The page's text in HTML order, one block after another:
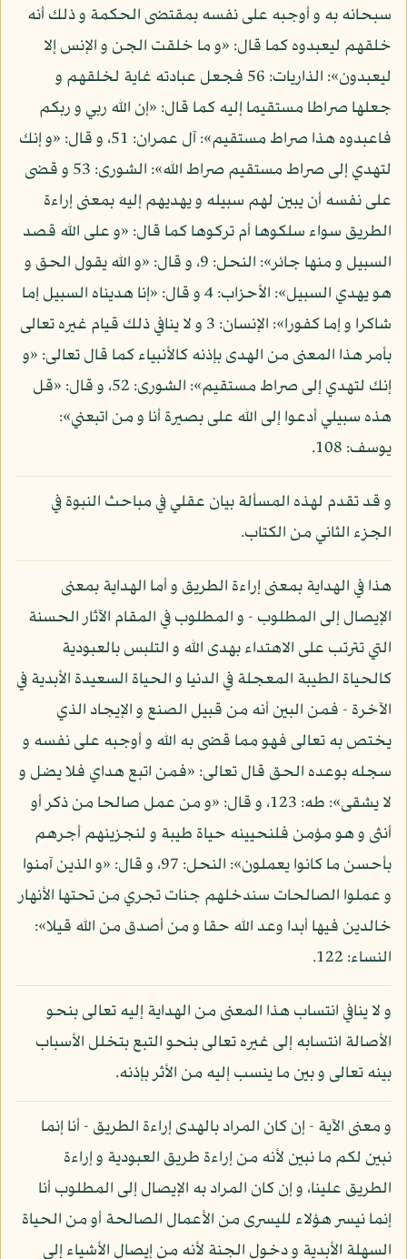
سبحانه به و أوجبه على نفسه بمقتضى الحكمة و ذلك أنه
خلقهم ليعبدوه كما قال: «و ما خلقت الجن و الإنس إلا
ليعبدون»: الذاريات: 56 فجعل عبادته غاية لخلقهم و
جعلها صراطا مستقيما إليه كما قال: «إن الله ربي و ربكم
فاعبدوه هذا صراط مستقيم»: آل عمران: 51، و قال: «و إنك
لتهدي إلى صراط مستقيم صراط الله»: الشورى: 53 و قضى
على نفسه أن يبين لهم سبيله و يهديهم إليه بمعنى إراءة
الطريق سواء سلكوها أم تركوها كما قال: «و على الله قصد
السبيل و منها جائر»: النحل: 9، و قال: «و الله يقول الحق و
هو يهدي السبيل»: الأحزاب: 4 و قال: «إنا هديناه السبيل إما
شاكرا و إما كفورا»: الإنسان: 3 و لا ينافي ذلك قيام غيره تعالى
بأمر هذا المعنى من الهدى بإذنه كالأنبياء كما قال تعالى: «و
إنك لتهدي إلى صراط مستقيم»: الشورى: 52، و قال: «قل
هذه سبيلي أدعوا إلى الله على بصيرة أنا و من اتبعني»:
يوسف: 108.
و قد تقدم لهذه المسألة بيان عقلي في مباحث النبوة في
الجزء الثاني من الكتاب.
هذا في الهداية بمعنى إراءة الطريق و أما الهداية بمعنى
الإيصال إلى المطلوب - و المطلوب في المقام الآثار الحسنة
التي تترتب على الاهتداء بهدى الله و التلبس بالعبودية
كالحياة الطيبة المعجلة في الدنيا و الحياة السعيدة الأبدية في
الآخرة - فمن البين أنه من قبيل الصنع و الإيجاد الذي
يختص به تعالى فهو مما قضى به الله و أوجبه على نفسه و
سجله بوعده الحق قال تعالى: «فمن اتبع هداي فلا يضل و
لا يشقى»: طه: 123، و قال: «و من عمل صالحا من ذكر أو
أنثى و هو مؤمن فلنحيينه حياة طيبة و لنجزينهم أجرهم
بأحسن ما كانوا يعملون»: النحل: 97، و قال: «و الذين آمنوا
و عملوا الصالحات سندخلهم جنات تجري من تحتها الأنهار
خالدين فيها أبدا وعد الله حقا و من أصدق من الله قيلا»:
النساء: 122.
و لا ينافي انتساب هذا المعنى من الهداية إليه تعالى بنحو
الأصالة انتسابه إلى غيره تعالى بنحو التبع بتخلل الأسباب
بينه تعالى و بين ما ينسب إليه من الأثر بإذنه.
و معنى الآية - إن كان المراد بالهدى إراءة الطريق - أنا إنما
نبين لكم ما نبين لأنه من إراءة طريق العبودية و إراءة
الطريق علينا، و إن كان المراد به الإيصال إلى المطلوب أنا
إنما نيسر هؤلاء لليسرى من الأعمال الصالحة أو من الحياة
السهلة الأبدية و دخول الجنة لأنه من إيصال الأشياء إلى